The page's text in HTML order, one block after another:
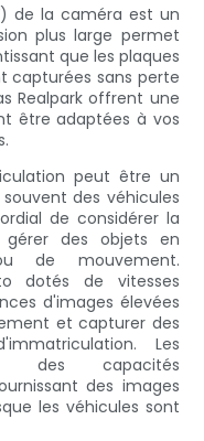
de la caméra est un
plus large permet
que les plaques
capturées sans perte
Realpark offrent une
être adaptées à vos
peut être un
des véhicules
de considérer la
des objets en
de mouvement.
dotés de vitesses
d'images élevées
et capturer des
Les
des capacités
des images
les véhicules sont